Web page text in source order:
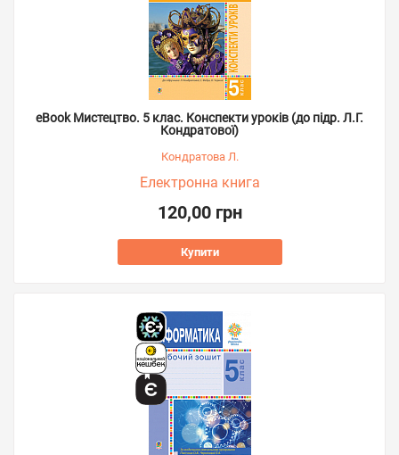
eBook Мистецтво. 5 клас. Конспекти уроків (до підр. Л.Г.
Кондратової)
Кондратова Л.
Електронна книга
120,00 грн
Купити